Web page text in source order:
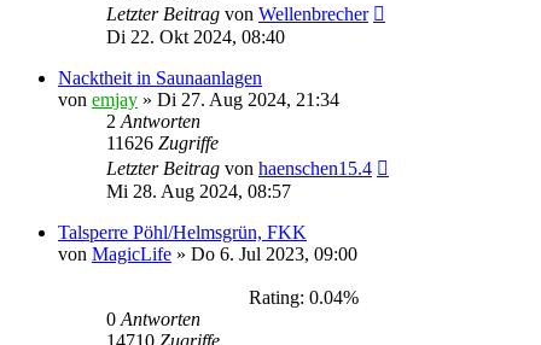
Letzter Beitrag von Wellenbrecher
Di 22. Okt 2024, 08:40
Nacktheit in Saunaanlagen
von emjay » Di 27. Aug 2024, 21:34
2 Antworten
11626 Zugriffe
Letzter Beitrag von haenschen15.4
Mi 28. Aug 2024, 08:57
Talsperre Pöhl/Helmsgrün, FKK
von MagicLife » Do 6. Jul 2023, 09:00
Rating: 0.04%
0 Antworten
14710 Zugriffe